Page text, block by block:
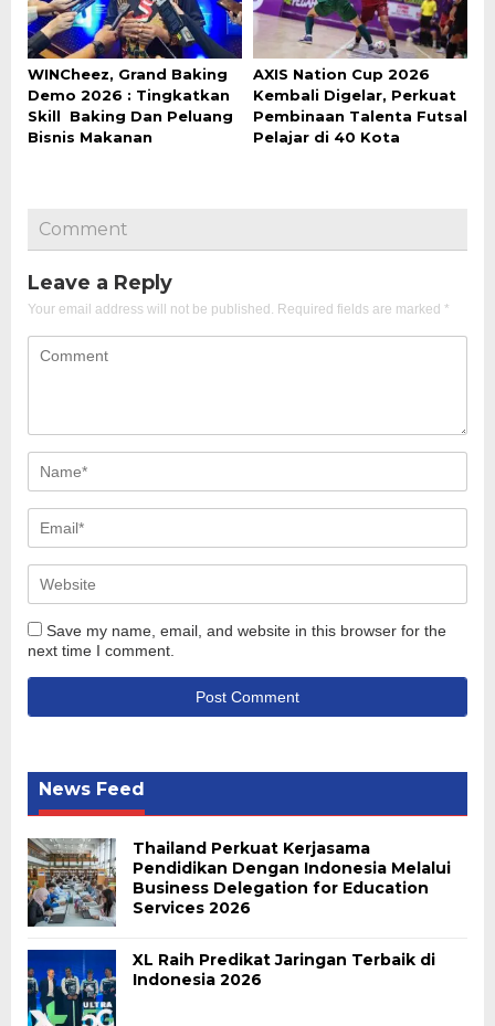
WINCheez, Grand Baking
Demo 2026 : Tingkatkan
Skill Baking Dan Peluang
Bisnis Makanan
AXIS Nation Cup 2026
Kembali Digelar, Perkuat
Pembinaan Talenta Futsal
Pelajar di 40 Kota
Comment
Leave a Reply
Your email address will not be published. Required fields are marked *
Save my name, email, and website in this browser for the
next time I comment.
News Feed
Thailand Perkuat Kerjasama
Pendidikan Dengan Indonesia Melalui
Business Delegation for Education
Services 2026
XL Raih Predikat Jaringan Terbaik di
Indonesia 2026